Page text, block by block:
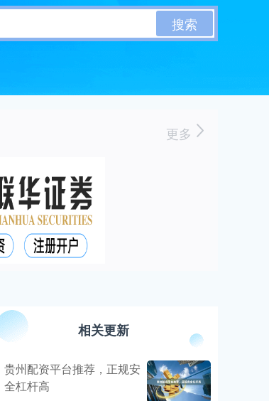
搜索
更多
相关更新
贵州配资平台推荐，正规安
全杠杆高